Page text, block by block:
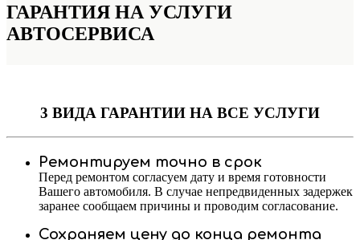
ГАРАНТИЯ НА УСЛУГИ
АВТОСЕРВИСА
3 ВИДА ГАРАНТИИ НА ВСЕ УСЛУГИ
Ремонтируем точно в срок
Перед ремонтом согласуем дату и время готовности
Вашего автомобиля. В случае непредвиденных задержек
заранее сообщаем причины и проводим согласование.
Сохраняем цену до конца ремонта